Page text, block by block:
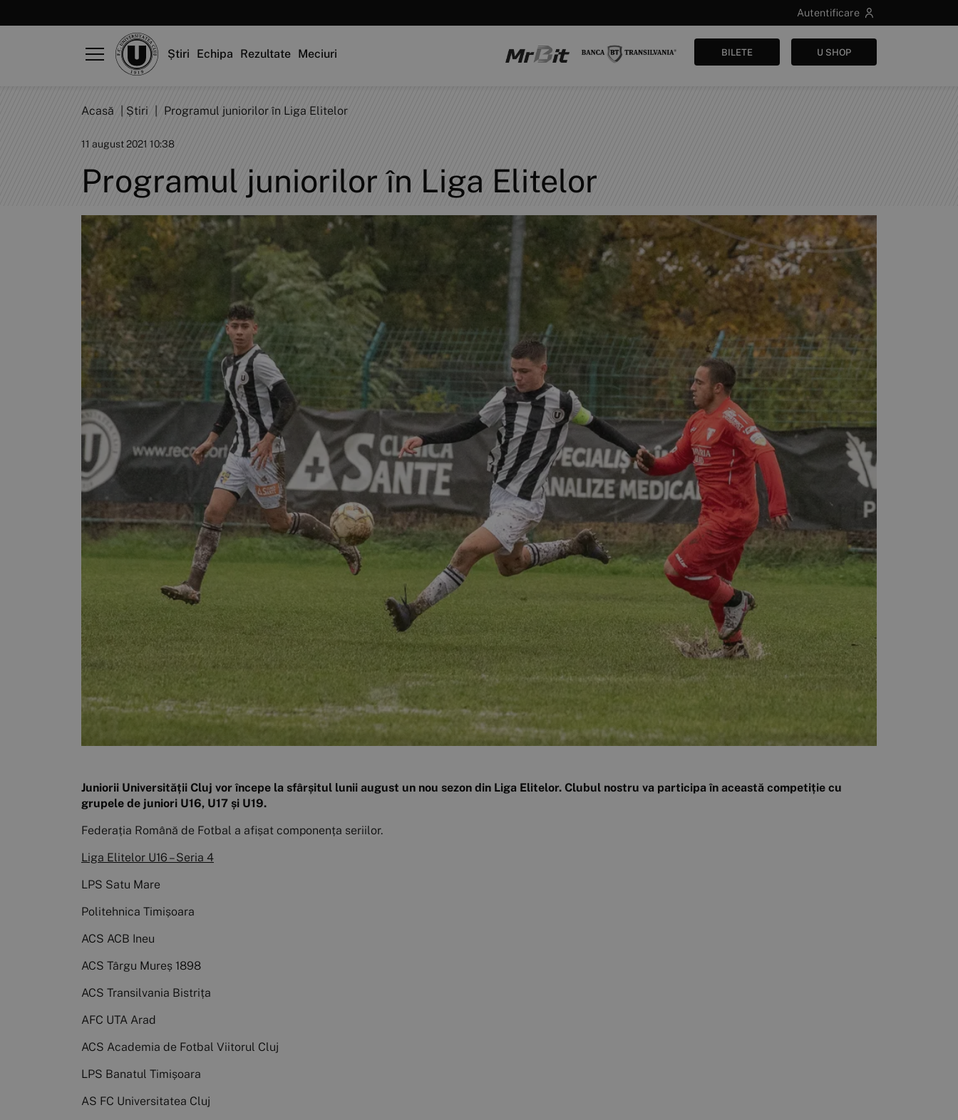
Autentificare
Știri Echipa Rezultate Meciuri BILETE U SHOP
Acasă Știri Programul juniorilor în Liga Elitelor
11 august 2021 10:38
Programul juniorilor în Liga Elitelor
Juniorii Universității Cluj vor începe la sfârșitul lunii august un nou sezon din Liga Elitelor. Clubul nostru va participa în această competiție cu
grupele de juniori U16, U17 și U19.
Federația Română de Fotbal a afișat componența seriilor.
Liga Elitelor U16 – Seria 4
LPS Satu Mare
Politehnica Timișoara
ACS ACB Ineu
ACS Târgu Mureș 1898
ACS Transilvania Bistrița
AFC UTA Arad
ACS Academia de Fotbal Viitorul Cluj
LPS Banatul Timișoara
AS FC Universitatea Cluj